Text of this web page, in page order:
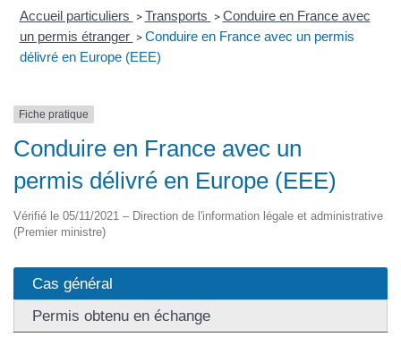
Accueil particuliers > Transports > Conduire en France avec
un permis étranger > Conduire en France avec un permis
délivré en Europe (EEE)
Fiche pratique
Conduire en France avec un
permis délivré en Europe (EEE)
Vérifié le 05/11/2021 – Direction de l'information légale et administrative
(Premier ministre)
Cas général
Permis obtenu en échange